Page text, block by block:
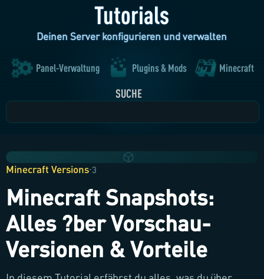
Tutorials
Deinen Server konfigurieren und verwalten
Panel-Verwaltung Plugins & Mods Minecraft
SUCHE
Minecraft Versions·3
Minecraft Snapshots:
Alles ?ber Vorschau-
Versionen & Vorteile